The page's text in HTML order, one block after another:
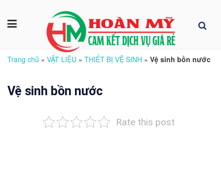
Trang chủ » VẬT LIỆU » THIẾT BỊ VỆ SINH » Vệ sinh bồn nước
Vệ sinh bồn nước
Rate this post